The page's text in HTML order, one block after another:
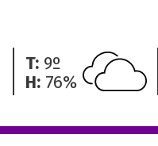
T: 9º
H: 76%